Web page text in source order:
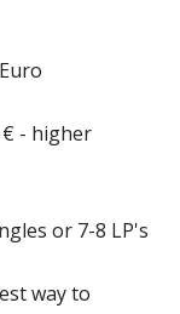
- higher
or 7-8 LP's
way to